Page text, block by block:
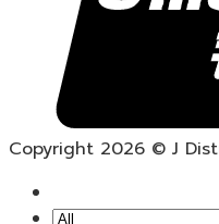
Copyright 2026 © J